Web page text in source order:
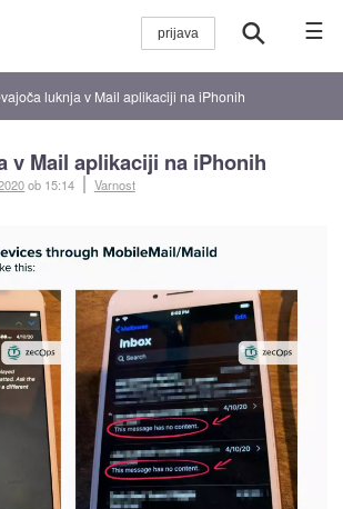
☰
luknja v Mail aplikaciji na iPhonih
v Mail aplikaciji na iPhonih
ob 15:14 Varnost